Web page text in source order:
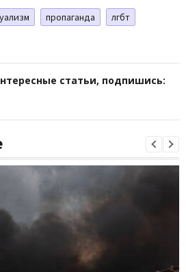
пропаганда
лгбт
статьи, подпишись: